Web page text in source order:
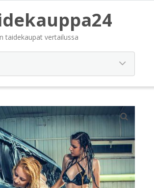
taidekaupat vertailussa